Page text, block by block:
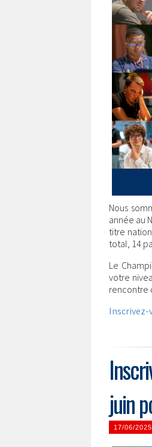
Nous
année au
titre
total, 14
Le
votre
rencontre
Inscrivez-
juin
17/06/2025